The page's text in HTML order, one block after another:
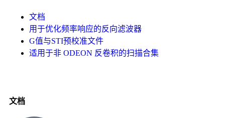
文档
用于优化频率响应的反向滤波器
G值与STI预校准文件
适用于非 ODEON 反卷积的扫描合集
文档